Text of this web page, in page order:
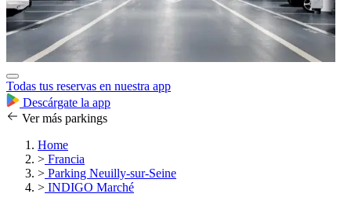
Todas tus reservas en nuestra app
Descárgate la app
Ver más parkings
Home
> Francia
> Parking Neuilly-sur-Seine
> INDIGO Marché